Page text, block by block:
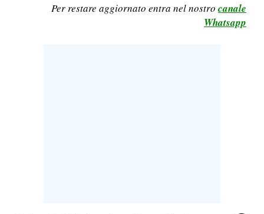
Per restare aggiornato entra nel nostro canale
Whatsapp